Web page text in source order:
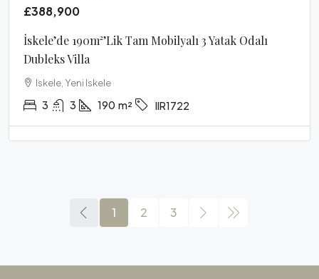
£388,900
İskele’de 190m²’lik Tam Mobilyalı 3 Yatak Odalı
Dubleks Villa
Iskele, Yeni Iskele
3 3 190 m² IIR1722
1 2 3